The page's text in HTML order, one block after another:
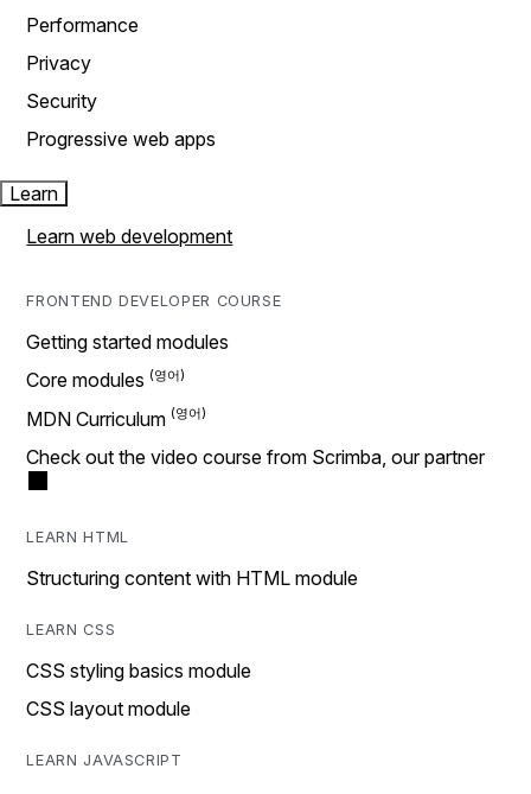
Performance
Privacy
Security
Progressive web apps
Learn
Learn web development
FRONTEND DEVELOPER COURSE
Getting started modules
Core modules
MDN Curriculum
Check out the video course from Scrimba, our partner
LEARN HTML
Structuring content with HTML module
LEARN CSS
CSS styling basics module
CSS layout module
LEARN JAVASCRIPT